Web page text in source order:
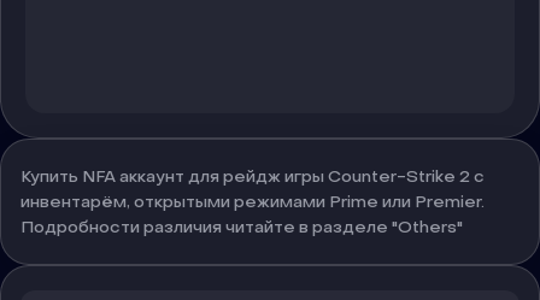
Купить NFA аккаунт для рейдж игры Counter-Strike 2 с
инвентарём, открытыми режимами Prime или Premier.
Подробности различия читайте в разделе "Others"